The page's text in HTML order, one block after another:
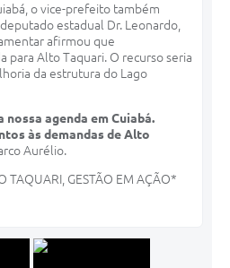
o vice-prefeito também
estadual Dr. Leonardo,
afirmou que
para Alto Taquari. O recurso seria
da estrutura do Lago
nossa agenda em Cuiabá.
às demandas de Alto
Aurélio.
TAQUARI, GESTÃO EM AÇÃO*